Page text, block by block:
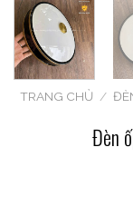
TRANG CHỦ /
Đèn